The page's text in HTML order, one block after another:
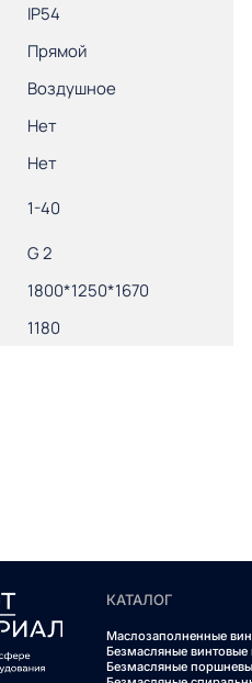
IP54
Прямой
Воздушное
Нет
Нет
1-40
G 2
1800*1250*1670
1180
КАТАЛОГ
Маслозаполненные
Безмасляные
Безмасляные